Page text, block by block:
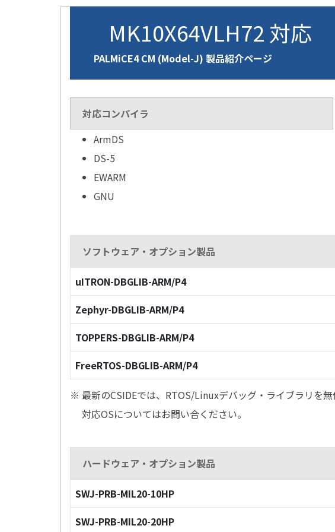
MK10X64VLH72 対応
PALMiCE4 CM (Model-J) 製品紹介ページ
対応コンパイラ
ArmDS
DS-5
EWARM
GNU
ソフトウェア・オプション製品
uITRON-DBGLIB-ARM/P4
Zephyr-DBGLIB-ARM/P4
TOPPERS-DBGLIB-ARM/P4
FreeRTOS-DBGLIB-ARM/P4
※ 最新のCSIDEでは、RTOS/Linuxデバッグ・ライブラリを無
対応OSについてはお問い合ください。
ハードウェア・オプション製品
SWJ-PRB-MIL20-10HP
SWJ-PRB-MIL20-20HP